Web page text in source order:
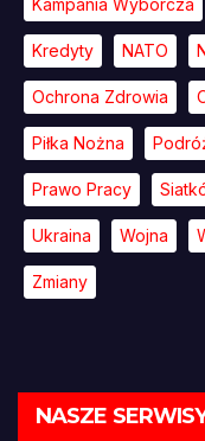
Kredyty NATO
Ochrona Zdrowia
Piłka Nożna
Prawo Pracy
Ukraina Wojna
Zmiany
NASZE